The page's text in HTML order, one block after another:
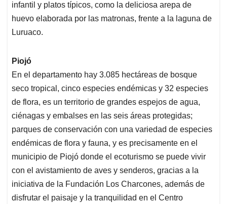
infantil y platos típicos, como la deliciosa arepa de
huevo elaborada por las matronas, frente a la laguna de
Luruaco.
Piojó
En el departamento hay 3.085 hectáreas de bosque
seco tropical, cinco especies endémicas y 32 especies
de flora, es un territorio de grandes espejos de agua,
ciénagas y embalses en las seis áreas protegidas;
parques de conservación con una variedad de especies
endémicas de flora y fauna, y es precisamente en el
municipio de Piojó donde el ecoturismo se puede vivir
con el avistamiento de aves y senderos, gracias a la
iniciativa de la Fundación Los Charcones, además de
disfrutar el paisaje y la tranquilidad en el Centro